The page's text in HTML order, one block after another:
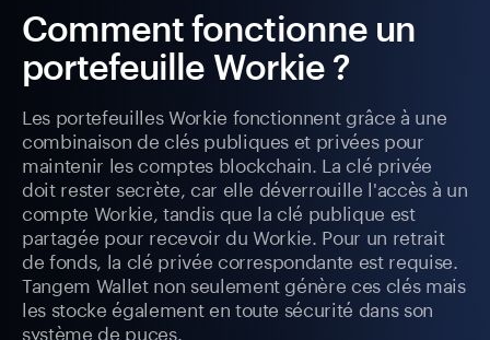
Comment fonctionne un
portefeuille Workie ?
Les portefeuilles Workie fonctionnent grâce à une
combinaison de clés publiques et privées pour
maintenir les comptes blockchain. La clé privée
doit rester secrète, car elle déverrouille l'accès à un
compte Workie, tandis que la clé publique est
partagée pour recevoir du Workie. Pour un retrait
de fonds, la clé privée correspondante est requise.
Tangem Wallet non seulement génère ces clés mais
les stocke également en toute sécurité dans son
système de puces.